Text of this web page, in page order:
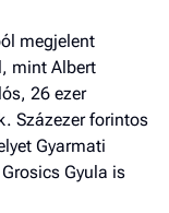
megjelent
mint Albert
26 ezer
Százezer forintos
Gyarmati
Gyula is